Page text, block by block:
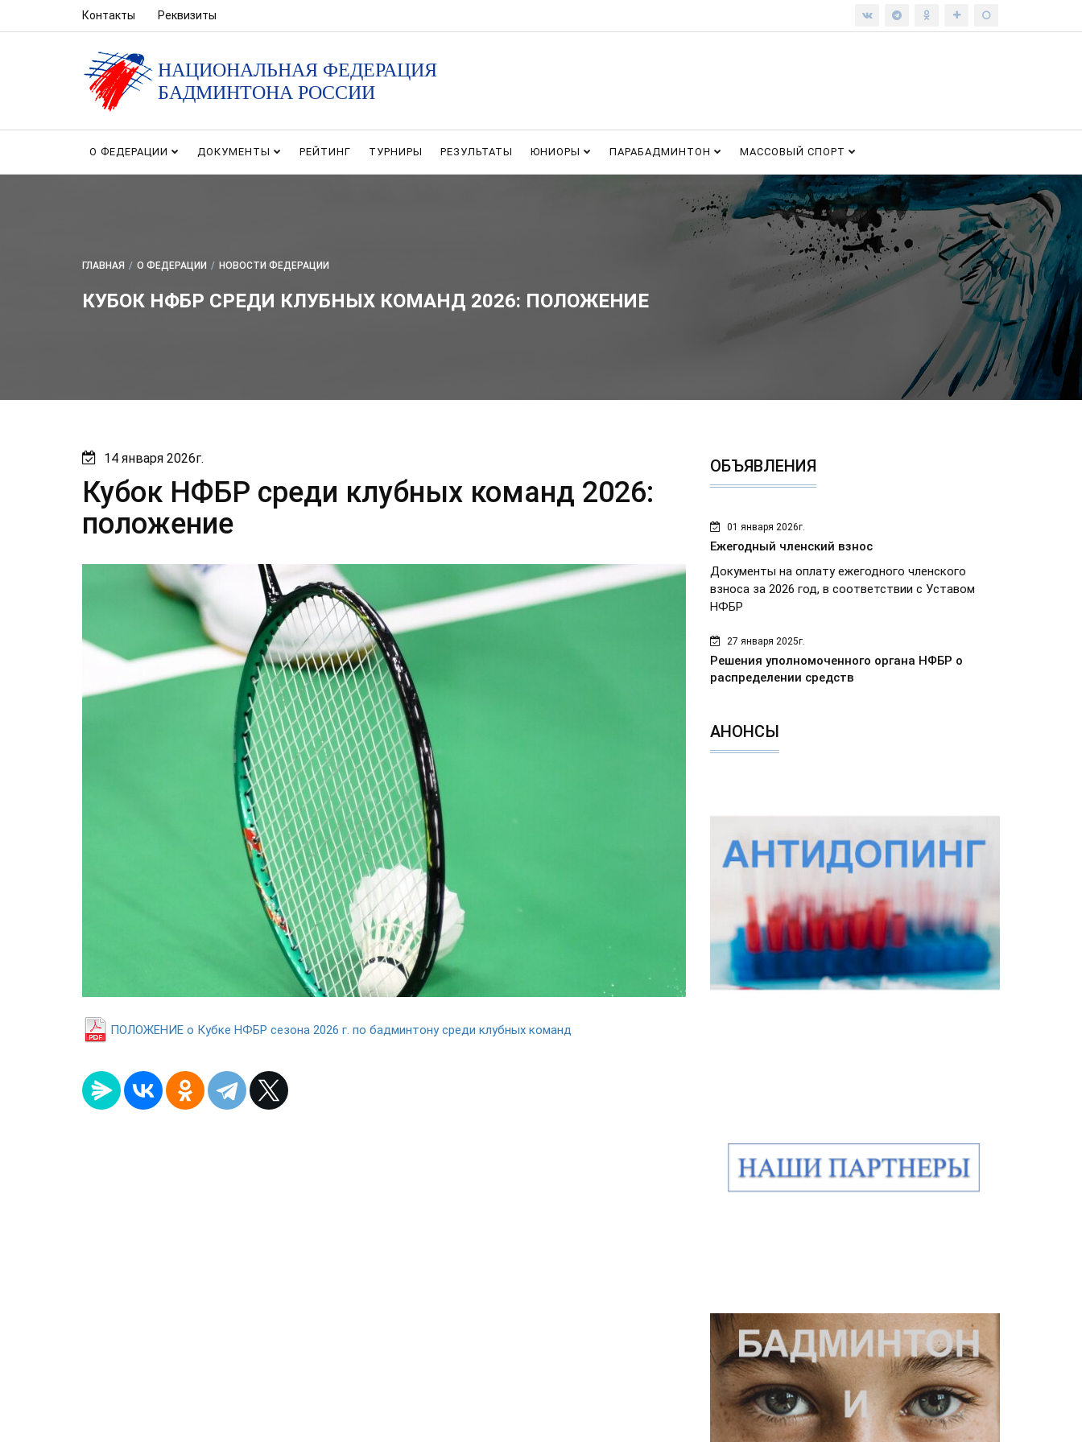
Контакты Реквизиты
НАЦИОНАЛЬНАЯ ФЕДЕРАЦИЯ
БАДМИНТОНА РОССИИ
О ФЕДЕРАЦИИ ДОКУМЕНТЫ РЕЙТИНГ ТУРНИРЫ РЕЗУЛЬТАТЫ ЮНИОРЫ ПАРАБАДМИНТОН МАССОВЫЙ СПОРТ
ГЛАВНАЯ / О ФЕДЕРАЦИИ / НОВОСТИ ФЕДЕРАЦИИ
КУБОК НФБР СРЕДИ КЛУБНЫХ КОМАНД 2026: ПОЛОЖЕНИЕ
14 января 2026г.
Кубок НФБР среди клубных команд 2026:
положение
ПОЛОЖЕНИЕ о Кубке НФБР сезона 2026 г. по бадминтону среди клубных команд
ОБЪЯВЛЕНИЯ
01 января 2026г.
Ежегодный членский взнос
Документы на оплату ежегодного членского
взноса за 2026 год, в соответствии с Уставом
НФБР
27 января 2025г.
Решения уполномоченного органа НФБР о
распределении средств
АНОНСЫ